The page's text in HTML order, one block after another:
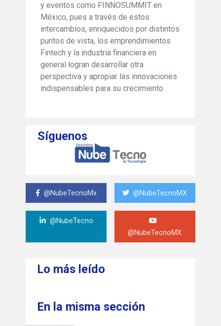
y eventos como FINNOSUMMIT en
México, pues a través de estos
intercambios, enriquecidos por distintos
puntos de vista, los emprendimientos
Fintech y la industria financiera en
general logran desarrollar otra
perspectiva y apropiar las innovaciones
indispensables para su crecimiento.
Síguenos
@NubeTecnoMx @NubeTecnoMX
@NubeTecno
@NubeTecnoMX
Lo más leído
En la misma sección